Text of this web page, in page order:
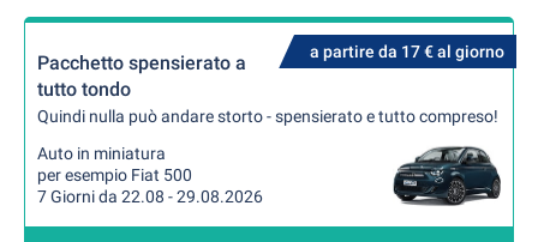
a partire da 17 € al giorno
Pacchetto spensierato a
tutto tondo
Quindi nulla può andare storto - spensierato e tutto compreso!
Auto in miniatura
per esempio Fiat 500
7 Giorni da 22.08 - 29.08.2026